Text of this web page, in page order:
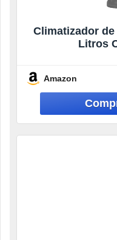
Climatizador
Litros
Amazon